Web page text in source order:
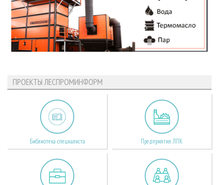
ПРОЕКТЫ ЛЕСПРОМИНФОРМ
Библиотека специалиста Предприятия ЛПК